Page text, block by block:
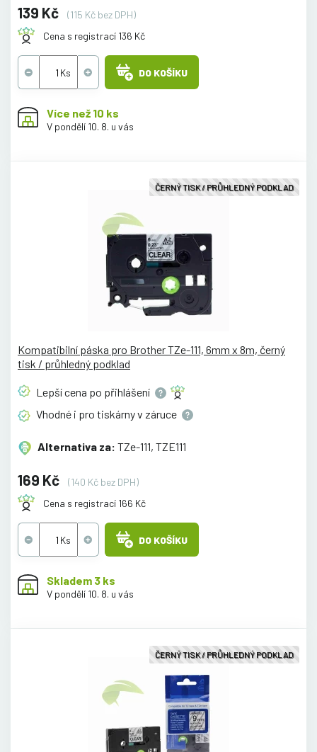
139 Kč
(115 Kč bez DPH)
Cena s registrací 136 Kč
DO KOŠÍKU
Více než 10 ks
V pondělí 10. 8. u vás
ČERNÝ TISK / PRŮHLEDNÝ PODKLAD
Kompatibilní páska pro Brother TZe-111, 6mm x 8m, černý
tisk / průhledný podklad
Lepší cena po přihlášení
Vhodné i pro tiskárny v záruce
Alternativa za: TZe-111, TZE111
169 Kč
(140 Kč bez DPH)
Cena s registrací 166 Kč
DO KOŠÍKU
Skladem 3 ks
V pondělí 10. 8. u vás
ČERNÝ TISK / PRŮHLEDNÝ PODKLAD